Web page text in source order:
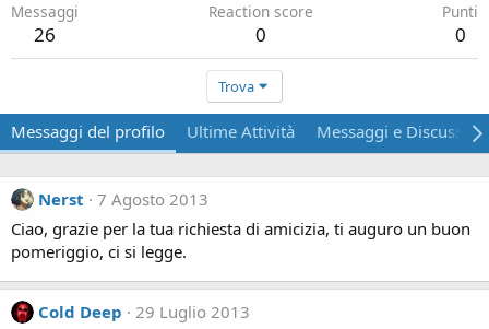
Messaggi
26
Reaction score
0
Punti
0
Trova
Messaggi del profilo Ultime Attività Messaggi e
Nerst
7 Agosto 2013
Ciao, grazie per la tua richiesta di amicizia, ti auguro un buon
pomeriggio, ci si legge.
Cold Deep
29 Luglio 2013